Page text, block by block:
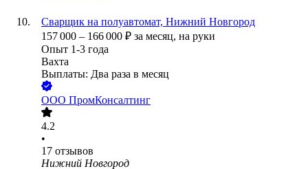
Сварщик на полуавтомат, Нижний Новгород
157 000 – 166 000 ₽ за месяц, на руки
Опыт 1-3 года
Вахта
Выплаты: Два раза в месяц
ООО ПромКонсалтинг
4.2
•
17 отзывов
Нижний Новгород